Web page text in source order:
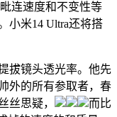
连速度和不变性等
小米14 Ultra还将搭
镜头透光率。他先
外的所有参取者，春
丝思疑，
而比